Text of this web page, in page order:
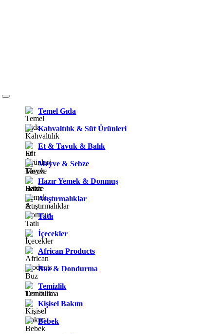
Temel Gıda
Kahvaltılık & Süt Ürünleri
Et & Tavuk & Balık
Meyve & Sebze
Hazır Yemek & Donmuş
Atıştırmalıklar
Tatlı
İçecekler
African Products
Buz & Dondurma
Temizlik
Kişisel Bakım
Bebek